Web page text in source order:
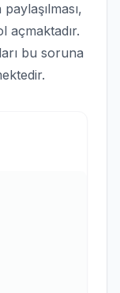
açmaktadır.
bu soruna